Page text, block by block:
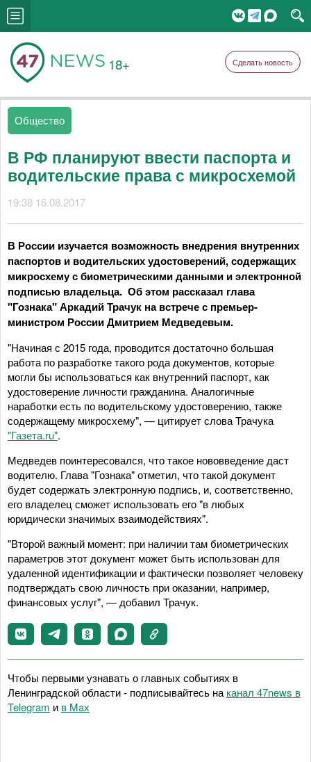
18+ Сделать новость
Общество
В РФ планируют ввести паспорта и
водительские права с микросхемой
19:38 16.08.2017
В России изучается возможность внедрения внутренних
паспортов и водительских удостоверений, содержащих
микросхему с биометрическими данными и электронной
подписью владельца. Об этом рассказал глава
"Гознака" Аркадий Трачук на встрече с премьер-
министром России Дмитрием Медведевым.
"Начиная с 2015 года, проводится достаточно большая
работа по разработке такого рода документов, которые
могли бы использоваться как внутренний паспорт, как
удостоверение личности гражданина. Аналогичные
наработки есть по водительскому удостоверению, также
содержащему микросхему", — цитирует слова Трачука
"Газета.ru".
Медведев поинтересовался, что такое нововведение даст
водителю. Глава "Гознака" отметил, что такой документ
будет содержать электронную подпись, и, соответственно,
его владелец сможет использовать его "в любых
юридически значимых взаимодействиях".
"Второй важный момент: при наличии там биометрических
параметров этот документ может быть использован для
удаленной идентификации и фактически позволяет человеку
подтверждать свою личность при оказании, например,
финансовых услуг", — добавил Трачук.
Чтобы первыми узнавать о главных событиях в
Ленинградской области - подписывайтесь на канал 47news в
Telegram и в Maх